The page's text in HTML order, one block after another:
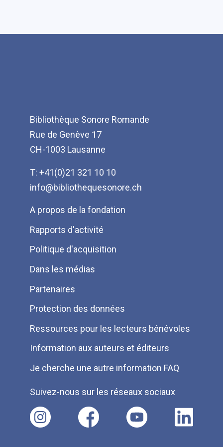
Bibliothèque Sonore Romande
Rue de Genève 17
CH-1003 Lausanne
T: +41(0)21 321 10 10
info@bibliothequesonore.ch
Menu
Pied
de
page
A propos de la fondation
Rapports d'activité
Politique d'acquisition
Dans les médias
Partenaires
Protection des données
Ressources pour les lecteurs bénévoles
Information aux auteurs et éditeurs
Je cherche une autre information FAQ
Suivez-nous sur les réseaux sociaux